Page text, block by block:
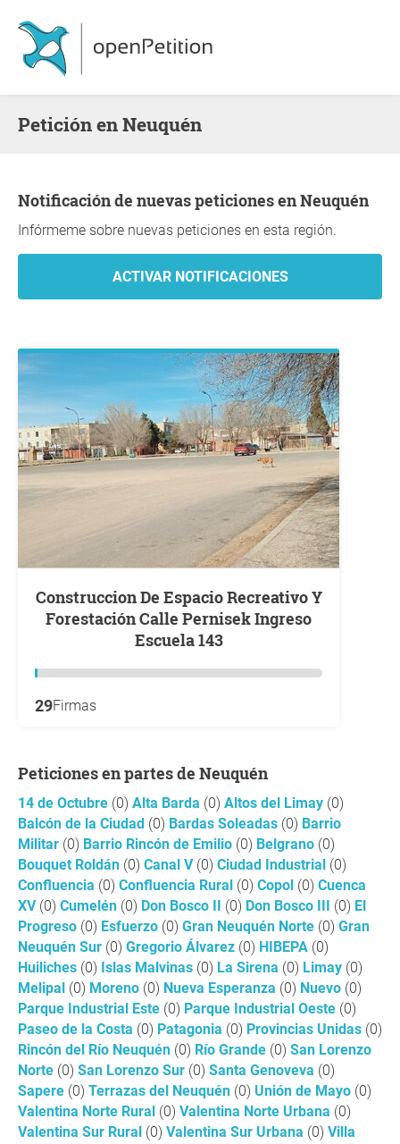
Petición en Neuquén
Notificación de nuevas peticiones en Neuquén
Infórmeme sobre nuevas peticiones en esta región.
Construccion De Espacio Recreativo Y
Forestación Calle Pernisek Ingreso
Escuela 143
29Firmas
Peticiones en partes de Neuquén
14 de Octubre (0) Alta Barda (0) Altos del Limay (0)
Balcón de la Ciudad (0) Bardas Soleadas (0) Barrio
Militar (0) Barrio Rincón de Emilio (0) Belgrano (0)
Bouquet Roldán (0) Canal V (0) Ciudad Industrial (0)
Confluencia (0) Confluencia Rural (0) Copol (0) Cuenca
XV (0) Cumelén (0) Don Bosco II (0) Don Bosco III (0) El
Progreso (0) Esfuerzo (0) Gran Neuquén Norte (0) Gran
Neuquén Sur (0) Gregorio Álvarez (0) HIBEPA (0)
Huiliches (0) Islas Malvinas (0) La Sirena (0) Limay (0)
Melipal (0) Moreno (0) Nueva Esperanza (0) Nuevo (0)
Parque Industrial Este (0) Parque Industrial Oeste (0)
Paseo de la Costa (0) Patagonia (0) Provincias Unidas (0)
Rincón del Río Neuquén (0) Río Grande (0) San Lorenzo
Norte (0) San Lorenzo Sur (0) Santa Genoveva (0)
Sapere (0) Terrazas del Neuquén (0) Unión de Mayo (0)
Valentina Norte Rural (0) Valentina Norte Urbana (0)
Valentina Sur Rural (0) Valentina Sur Urbana (0) Villa